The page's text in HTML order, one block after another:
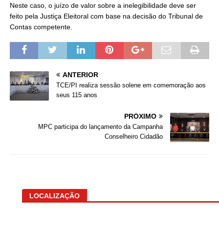
Neste caso, o juízo de valor sobre a inelegibilidade deve ser
feito pela Justiça Eleitoral com base na decisão do Tribunal de
Contas competente.
ANTERIOR
TCE/PI realiza sessão solene em comemoração aos
seus 115 anos
PRÓXIMO
MPC participa do lançamento da Campanha
Conselheiro Cidadão
LOCALIZAÇÃO